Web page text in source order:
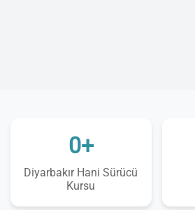
0+
Diyarbakır Hani Sürücü
Kursu